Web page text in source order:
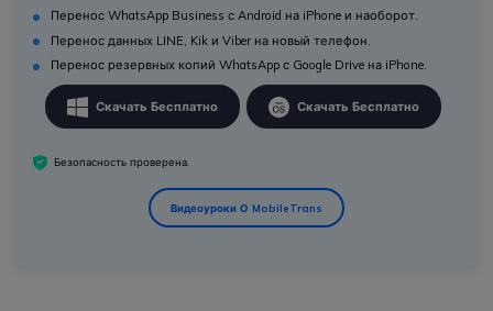
Перенос WhatsApp Business с Android на iPhone и наоборот.
Перенос данных LINE, Kik и Viber на новый телефон.
Перенос резервных копий WhatsApp с Google Drive на iPhone.
Скачать Бесплатно Скачать Бесплатно
Безопасность проверена.
Видеоуроки О MobileTrans